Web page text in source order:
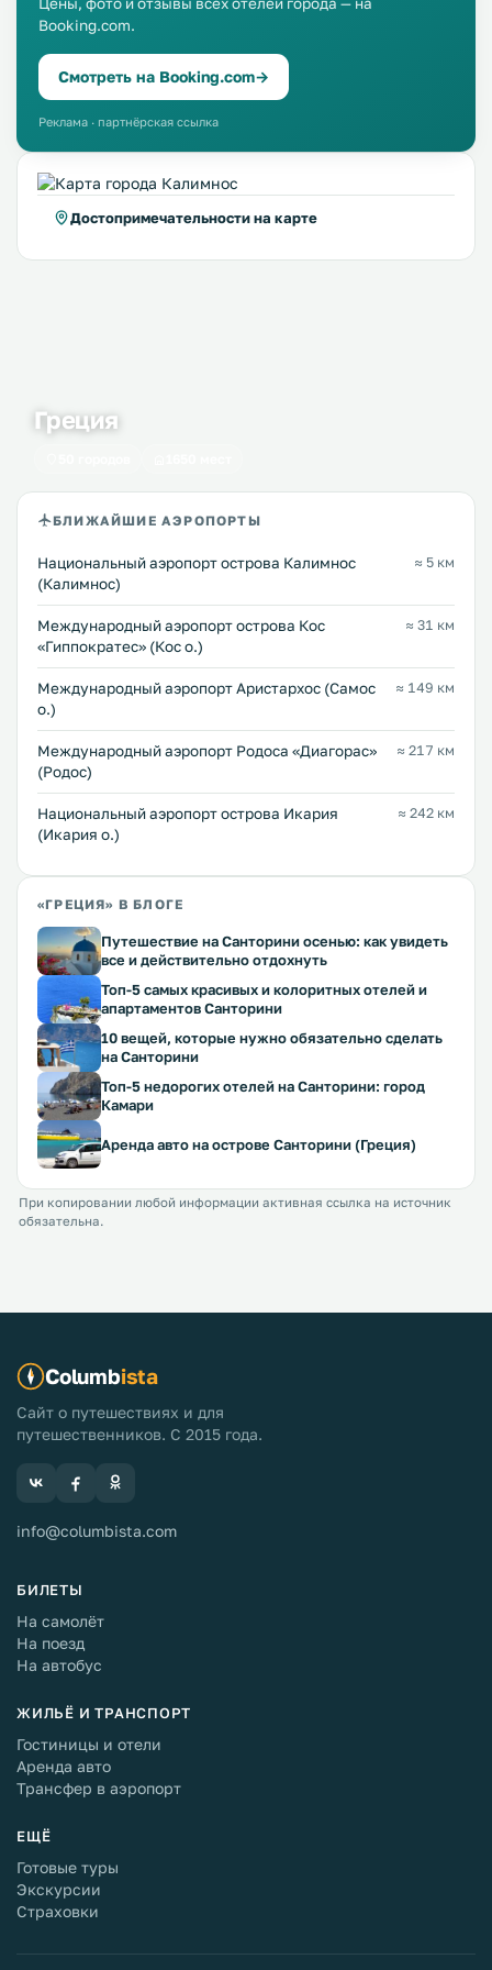
Booking.com.
Смотреть на Booking.com→
Реклама · партнёрская ссылка
Достопримечательности на карте
Греция
БЛИЖАЙШИЕ АЭРОПОРТЫ
Национальный аэропорт острова Калимнос
(Калимнос)
≈ 5 км
Международный аэропорт острова Кос
«Гиппократес» (Кос о.)
≈ 31 км
Международный аэропорт Аристархос (Самос
о.)
≈ 149 км
Международный аэропорт Родоса «Диагорас»
(Родос)
≈ 217 км
Национальный аэропорт острова Икария
(Икария о.)
≈ 242 км
«ГРЕЦИЯ» В БЛОГЕ
Путешествие на Санторини осенью: как увидеть
все и действительно отдохнуть
Топ-5 самых красивых и колоритных отелей и
апартаментов Санторини
10 вещей, которые нужно обязательно сделать
на Санторини
Топ-5 недорогих отелей на Санторини: город
Камари
Аренда авто на острове Санторини (Греция)
При копировании любой информации активная ссылка на источник
обязательна.
Columbista
Сайт о путешествиях и для
путешественников. С 2015 года.
info@columbista.com
БИЛЕТЫ
На самолёт
На поезд
На автобус
ЖИЛЬЁ И ТРАНСПОРТ
Гостиницы и отели
Аренда авто
Трансфер в аэропорт
ЕЩЁ
Готовые туры
Экскурсии
Страховки